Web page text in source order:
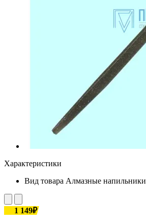
Характеристики
Вид товара Алмазные напильники
1 149₽